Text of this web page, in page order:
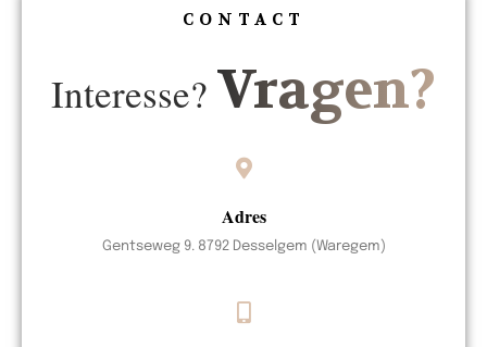
CONTACT
Interesse? Vragen?
Adres
Gentseweg 9. 8792 Desselgem (Waregem)